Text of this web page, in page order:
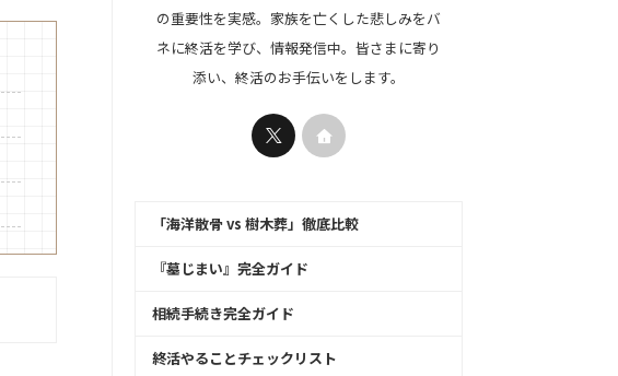
の重要性を実感。家族を亡くした悲しみをバ
ネに終活を学び、情報発信中。皆さまに寄り
添い、終活のお手伝いをします。
「海洋散骨 vs 樹木葬」徹底比較
『墓じまい』完全ガイド
相続手続き完全ガイド
終活やることチェックリスト